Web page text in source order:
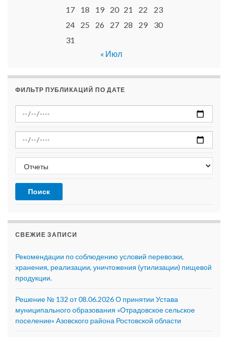
17
18 19 20 21 22
23
24
25 26 27 28 29
30
31
« Июл
ФИЛЬТР ПУБЛИКАЦИЙ ПО ДАТЕ
СВЕЖИЕ ЗАПИСИ
Рекомендации по соблюдению условий перевозки,
хранения, реализации, уничтожения (утилизации) пищевой
продукции.
Решение № 132 от 08.06.2026 О принятии Устава
муниципального образования «Отрадовское сельское
поселение» Азовского района Ростовской области